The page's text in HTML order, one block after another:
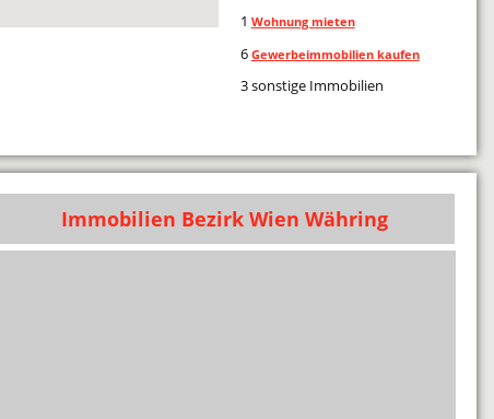
1 Wohnung mieten
6 Gewerbeimmobilien kaufen
3 sonstige Immobilien
Immobilien Bezirk Wien Währing